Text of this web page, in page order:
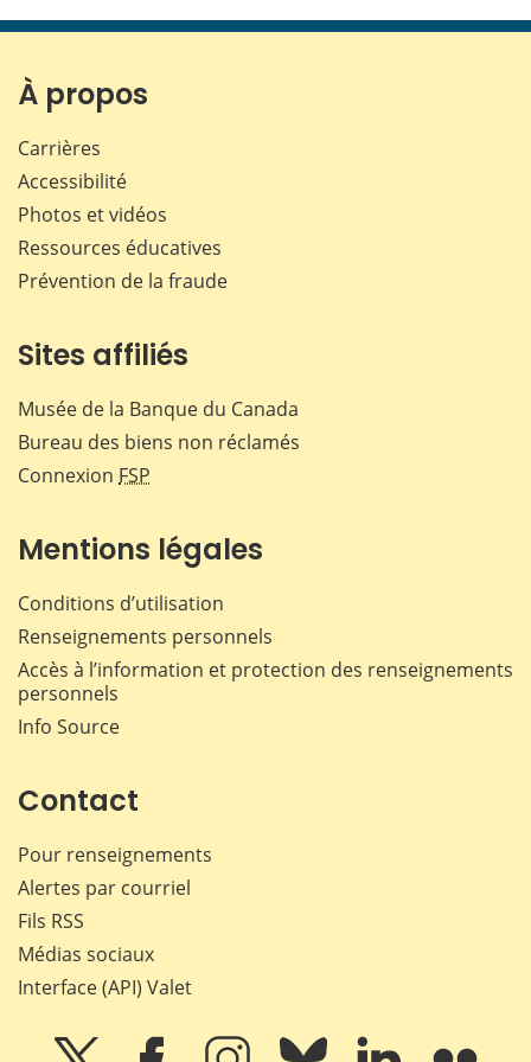
page page page page
À propos
Carrières
Accessibilité
Photos et vidéos
Ressources éducatives
Prévention de la fraude
Sites affiliés
Musée de la Banque du Canada
Bureau des biens non réclamés
Connexion FSP
Mentions légales
Conditions d’utilisation
Renseignements personnels
Accès à l’information et protection des renseignements
personnels
Info Source
Contact
Pour renseignements
Alertes par courriel
Fils RSS
Médias sociaux
Interface (API) Valet